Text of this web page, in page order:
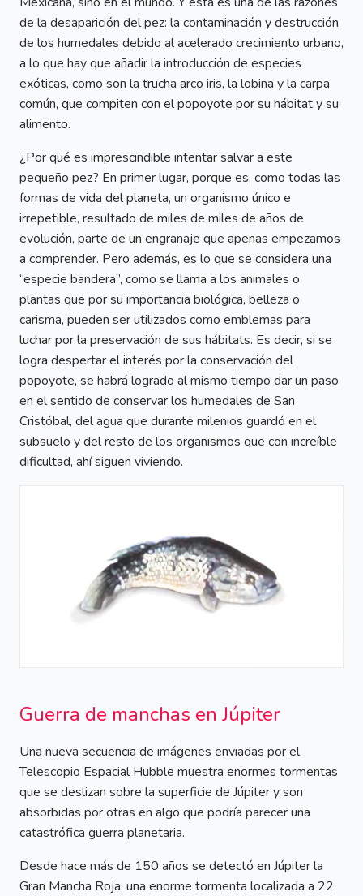
de la desaparición del pez: la contaminación y destrucción
de los humedales debido al acelerado crecimiento urbano,
a lo que hay que añadir la introducción de especies
exóticas, como son la trucha arco iris, la lobina y la carpa
común, que compiten con el popoyote por su hábitat y su
alimento.
¿Por qué es imprescindible intentar salvar a este
pequeño pez? En primer lugar, porque es, como todas las
formas de vida del planeta, un organismo único e
irrepetible, resultado de miles de miles de años de
evolución, parte de un engranaje que apenas empezamos
a comprender. Pero además, es lo que se considera una
“especie bandera”, como se llama a los animales o
plantas que por su importancia biológica, belleza o
carisma, pueden ser utilizados como emblemas para
luchar por la preservación de sus hábitats. Es decir, si se
logra despertar el interés por la conservación del
popoyote, se habrá logrado al mismo tiempo dar un paso
en el sentido de conservar los humedales de San
Cristóbal, del agua que durante milenios guardó en el
subsuelo y del resto de los organismos que con increíble
dificultad, ahí siguen viviendo.
Guerra de manchas en Júpiter
Una nueva secuencia de imágenes enviadas por el
Telescopio Espacial Hubble muestra enormes tormentas
que se deslizan sobre la superficie de Júpiter y son
absorbidas por otras en algo que podría parecer una
catastrófica guerra planetaria.
Desde hace más de 150 años se detectó en Júpiter la
Gran Mancha Roja, una enorme tormenta localizada a 22